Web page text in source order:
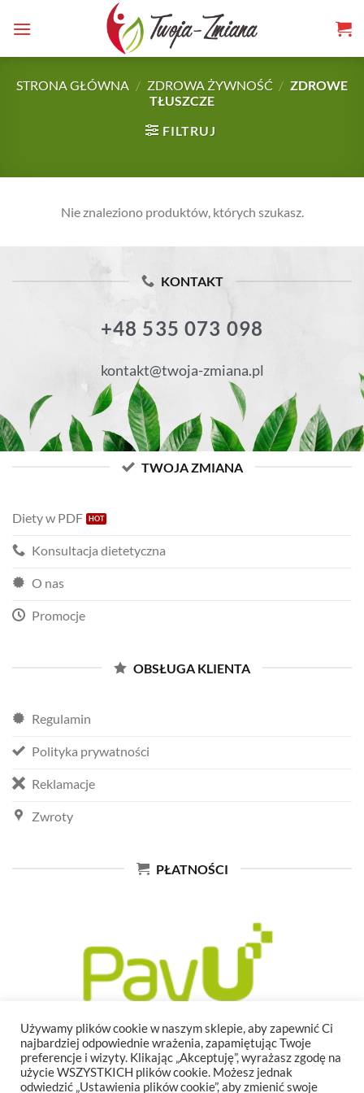
TWOJA-
ZMIANA.PL
STRONA GŁÓWNA / ZDROWA ŻYWNOŚĆ / ZDROWE
TŁUSZCZE
FILTRUJ
Nie znaleziono produktów, których szukasz.
KONTAKT
+48 535 073 098
kontakt@twoja-zmiana.pl
TWOJA ZMIANA
Diety w PDF
Konsultacja dietetyczna
O nas
Promocje
OBSŁUGA KLIENTA
Regulamin
Polityka prywatności
Reklamacje
Zwroty
PŁATNOŚCI
Używamy plików cookie w naszym sklepie, aby zapewnić Ci
najbardziej odpowiednie wrażenia, zapamiętując Twoje
preferencje i wizyty. Klikając „Akceptuję”, wyrażasz zgodę na
użycie WSZYSTKICH plików cookie. Możesz jednak
odwiedzić „Ustawienia plików cookie”, aby zmienić swoje